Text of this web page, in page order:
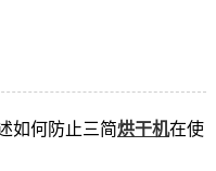
如何防止三简烘干机在使